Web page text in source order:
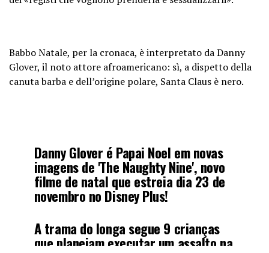
Babbo Natale, per la cronaca, è interpretato da Danny
Glover, il noto attore afroamericano: sì, a dispetto della
canuta barba e dell’origine polare, Santa Claus è nero.
Danny Glover é Papai Noel em novas
imagens de 'The Naughty Nine', novo
filme de natal que estreia dia 23 de
novembro no Disney Plus!
A trama do longa segue 9 crianças
que planejam executar um assalto na